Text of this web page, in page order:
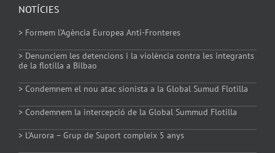
NOTÍCIES
> Formem l’Agència Europea Anti-Fronteres
> Denunciem les detencions i la violència contra les integrants
de la flotilla a Bilbao
> Condemnem el nou atac sionista a la Global Sumud Flotilla
> Condemnem la intercepció de la Global Summud Flotilla
> L’Aurora – Grup de Suport compleix 5 anys
Política de Cookies